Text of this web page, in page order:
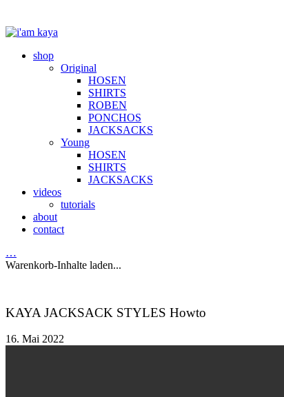
shop
Original
HOSEN
SHIRTS
ROBEN
PONCHOS
JACKSACKS
Young
HOSEN
SHIRTS
JACKSACKS
videos
tutorials
about
contact
…
Warenkorb-Inhalte laden...
KAYA JACKSACK STYLES Howto
16. Mai 2022